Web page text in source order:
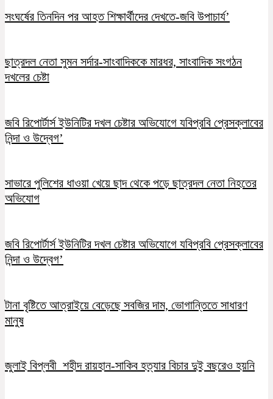
সংঘর্ষের তিনদিন পর আহত শিক্ষার্থীদের দেখতে-জবি উপাচার্য’
ছাত্রদল নেতা সুমন সর্দার-সাংবাদিককে মারধর, সাংবাদিক সংগঠন
দখলের চেষ্টা
জবি রিপোর্টার্স ইউনিটির দখল চেষ্টার অভিযোগে যবিপ্রবি প্রেসক্লাবের
নিন্দা ও উদ্বেগ’
সাভারে পুলিশের ধাওয়া খেয়ে ছাদ থেকে পড়ে ছাত্রদল নেতা নিহতের
অভিযোগ
জবি রিপোর্টার্স ইউনিটির দখল চেষ্টার অভিযোগে যবিপ্রবি প্রেসক্লাবের
নিন্দা ও উদ্বেগ’
টানা বৃষ্টিতে আত্রাইয়ে বেড়েছে সবজির দাম, ভোগান্তিতে সাধারণ
মানুষ
জুলাই বিপ্লবী শহীদ রায়হান-সাকিব হত্যার বিচার দুই বছরেও হয়নি